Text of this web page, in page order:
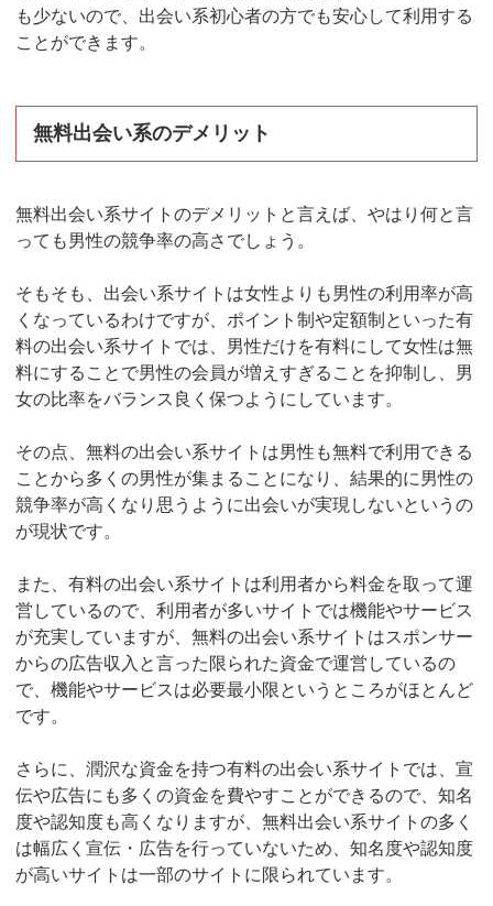
も少ないので、出会い系初心者の方でも安心して利用する
ことができます。
無料出会い系のデメリット
無料出会い系サイトのデメリットと言えば、やはり何と言
っても男性の競争率の高さでしょう。
そもそも、出会い系サイトは女性よりも男性の利用率が高
くなっているわけですが、ポイント制や定額制といった有
料の出会い系サイトでは、男性だけを有料にして女性は無
料にすることで男性の会員が増えすぎることを抑制し、男
女の比率をバランス良く保つようにしています。
その点、無料の出会い系サイトは男性も無料で利用できる
ことから多くの男性が集まることになり、結果的に男性の
競争率が高くなり思うように出会いが実現しないというの
が現状です。
また、有料の出会い系サイトは利用者から料金を取って運
営しているので、利用者が多いサイトでは機能やサービス
が充実していますが、無料の出会い系サイトはスポンサー
からの広告収入と言った限られた資金で運営しているの
で、機能やサービスは必要最小限というところがほとんど
です。
さらに、潤沢な資金を持つ有料の出会い系サイトでは、宣
伝や広告にも多くの資金を費やすことができるので、知名
度や認知度も高くなりますが、無料出会い系サイトの多く
は幅広く宣伝・広告を行っていないため、知名度や認知度
が高いサイトは一部のサイトに限られています。